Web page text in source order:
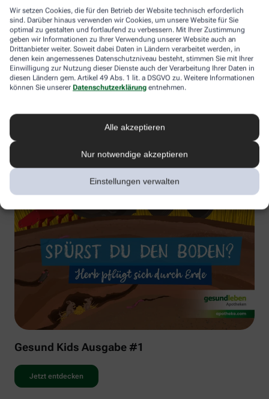
Wir setzen Cookies, die für den Betrieb der Website technisch erforderlich
sind. Darüber hinaus verwenden wir Cookies, um unsere Website für Sie
optimal zu gestalten und fortlaufend zu verbessern. Mit Ihrer Zustimmung
geben wir Informationen zu Ihrer Verwendung unserer Website auch an
Drittanbieter weiter. Soweit dabei Daten in Ländern verarbeitet werden, in
denen kein angemessenes Datenschutzniveau besteht, stimmen Sie mit Ihrer
Einwilligung zur Nutzung dieser Dienste auch der Verarbeitung Ihrer Daten in
diesen Ländern gem. Artikel 49 Abs. 1 lit. a DSGVO zu. Weitere Informationen
können Sie unserer Datenschutzerklärung entnehmen.
Alle akzeptieren
Nur notwendige akzeptieren
Einstellungen verwalten
Gesund Kids Ausgabe #1
Jetzt entdecken